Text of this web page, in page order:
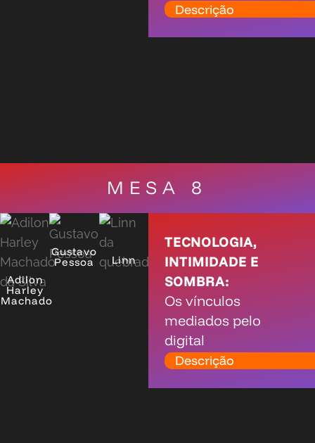
Descrição
MESA 8
Adilon
Harley
Machado
Gustavo
Pessoa Linn
TECNOLOGIA,
INTIMIDADE E
SOMBRA:
Os vínculos
mediados pelo
digital
Descrição